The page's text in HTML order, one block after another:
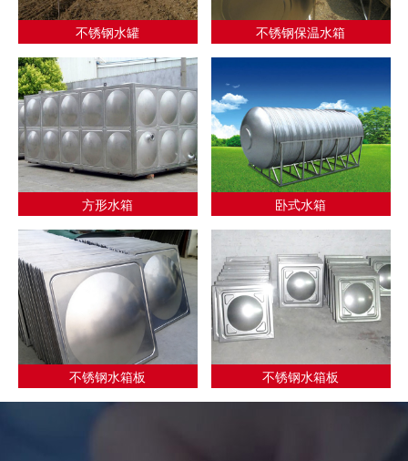
不锈钢水罐 不锈钢保温水箱
方形水箱 卧式水箱
不锈钢水箱板 不锈钢水箱板